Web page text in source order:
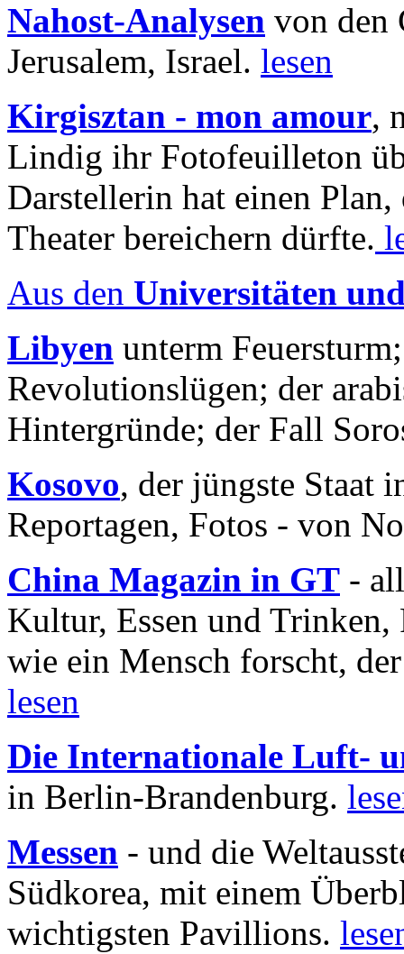
Nahost-Analysen von den
Jerusalem, Israel. lesen
Kirgisztan - mon amour,
Lindig ihr Fotofeuilleton
Darstellerin hat einen Plan,
Theater bereichern dürfte.
Aus den Universitäten
Libyen unterm
Revolutionslügen; der
Hintergründe; der Fall
Kosovo, der jüngste Staat
Reportagen, Fotos - von
China Magazin in GT -
Kultur, Essen und
wie ein Mensch forscht,
lesen
Die Internationale Luft-
in Berlin-Brandenburg.
Messen - und die
Südkorea, mit einem
wichtigsten Pavillions.